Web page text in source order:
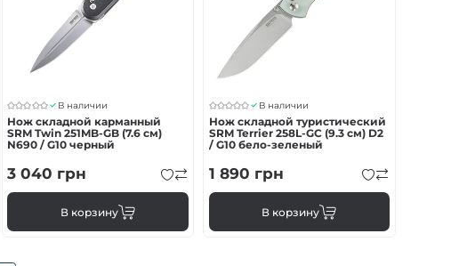
В наличии
Нож складной карманный
SRM Twin 251MB-GB (7.6 см)
N690 / G10 черный
3 040 грн
В корзину
В наличии
Нож складной туристический
SRM Terrier 258L-GC (9.3 см) D2
/ G10 бело-зеленый
1 890 грн
В корзину